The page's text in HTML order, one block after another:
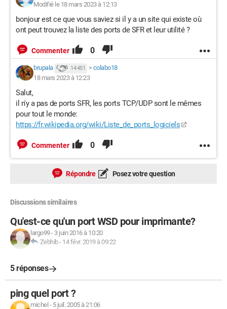
Modifié le 18 mars 2023 à 12:13
bonjour est ce que vous saviez si il y a un site qui existe où
ont peut trouvez la liste des ports de SFR et leur utilité ?
Commenter 0
brupala 14 451 > colabo18
18 mars 2023 à 12:23
Salut,
il n'y a pas de ports SFR, les ports TCP/UDP sont le mêmes
pour tout le monde:
https://fr.wikipedia.org/wiki/Liste_de_ports_logiciels
Commenter 0
Répondre Posez votre question
Discussions similaires
Qu'est-ce qu'un port WSD pour imprimante?
largo99- 3 juin 2016 à 10:20
Zebhib- 14 févr. 2019 à 09:22
5 réponses
ping quel port ?
michel - 5 juil. 2005 à 21:06